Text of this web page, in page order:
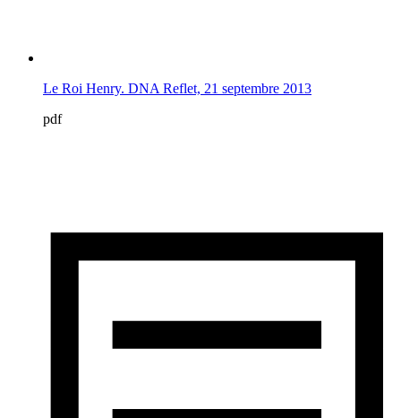
Le Roi Henry. DNA Reflet, 21 septembre 2013
pdf